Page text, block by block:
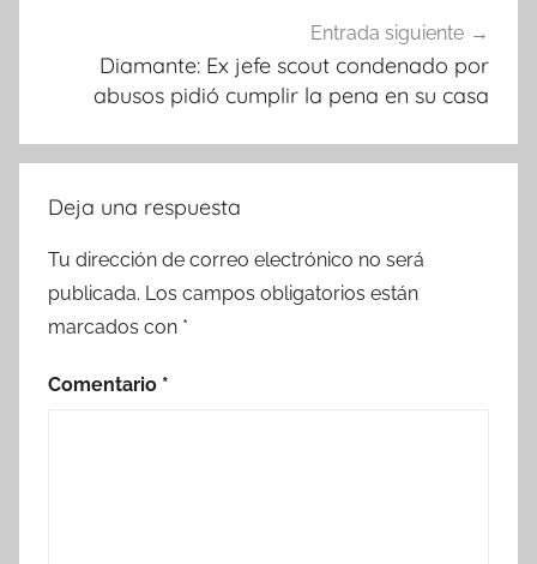
Entrada siguiente
Diamante: Ex jefe scout condenado por
abusos pidió cumplir la pena en su casa
Deja una respuesta
Tu dirección de correo electrónico no será
publicada. Los campos obligatorios están
marcados con *
Comentario *